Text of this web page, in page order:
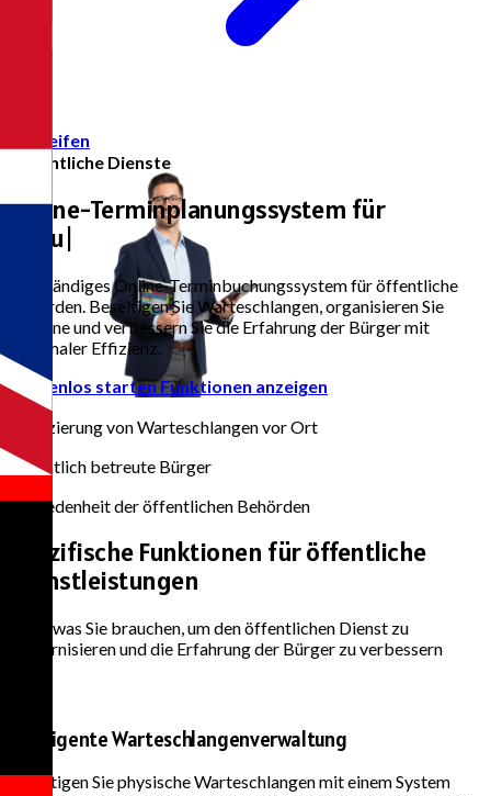
Zugreifen
Öffentliche Dienste
Online-Terminplanungssystem für
Impfkam
Vollständiges Online-Terminbuchungssystem für öffentliche
Behörden. Beseitigen Sie Warteschlangen, organisieren Sie
Termine und verbessern Sie die Erfahrung der Bürger mit
maximaler Effizienz.
Kostenlos startenFunktionen anzeigen
80%
Reduzierung von Warteschlangen vor Ort
Monatlich betreute Bürger
Zufriedenheit der öffentlichen Behörden
Spezifische Funktionen für öffentliche
Dienstleistungen
Alles, was Sie brauchen, um den öffentlichen Dienst zu
modernisieren und die Erfahrung der Bürger zu verbessern
Intelligente Warteschlangenverwaltung
Beseitigen Sie physische Warteschlangen mit einem System